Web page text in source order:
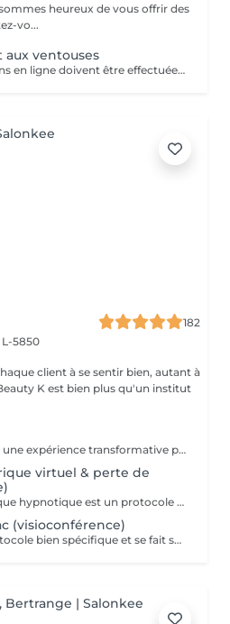
heureux de vous offrir des
vo...
aux ventouses
Attention : - Les réservations en ligne doivent être effectuées au moins 24 heures à l'avance. - Si vous souhaitez réserver un massage à court terme (moins de 24 heures à l'avance), veuillez appeler le +49 173 390 20 62. - Si vous devez annuler le massage, nous vous demandons de le faire au moins 24 heures à l'avance, sinon nous devrons facturer 70 % du prix des massages. - Les employés et les horaires peuvent être adaptés si nécessaire, après consultation avec vous. Traite d'abord les tissus cutanés et musculaires. Ensuite, les ventouses dénouent les blocages énergétiques. Ce massage dynamise le sang, améliore la microcirculation et favorise l'élimination des toxines. Perfectionne la souplesse et la qualité de peau, tonifiant l'épiderme.
182
5850
client à se sentir bien, autant à
K est bien plus qu'un institut
Notre soin énergétique est une expérience transformative pour libérer blocages et tensions, tout en cultivant une paix intérieure profonde. Ce traitement unique agit sur les énergies environnantes et utilise des techniques éprouvées pour harmoniser l'énergie vitale de votre corps. Avec une approche holistique, nous ciblons les déséquilibres énergétiques qui influent sur votre santé physique et émotionnelle. Basée sur l'interaction avec les champs énergétiques, cette méthode restaure l'équilibre entre corps, esprit et âme. Ce soin, apaisant et régénérant, stimule vos capacités naturelles d'auto-guérison, renforçant vitalité et clarté mentale. Idéal pour se sentir revitalisé, allégé du quotidien, et en harmonie avec soi-même.
virtuel & perte de
La pose de l'anneau gastrique hypnotique est un protocole bien spécifique et se fait sur 4 séances. Une séance de suivi est également comprise dans le forfait. L'anneau gastrique hypnotique sera bénéfique pour quiconque a un surpoids de 10kg ou plus. La solution hypnotique vous permet de perdre vos kilos en trop sans passer par la case chirurgie chère et dangereuse. Grâce à l'anneau gastrique hypnotique, vous créez un rapport différent avec la nourriture afin de changer vos habitudes alimentaires durablement. Plus d'informations sur : http://jgchypnose.com
(visioconférence)
L'arrêt du tabac est un protocole bien spécifique et se fait sur 4 séances. Une séance de suivi est également comprise dans le forfait. Motivé à vous libérer du tabac ? Agissez, reprenez votre vie en main et libérez-vous de ces comportements automatiques. Grâce aux suggestions mentales, l'hypnose offre des résultats spectaculaires.